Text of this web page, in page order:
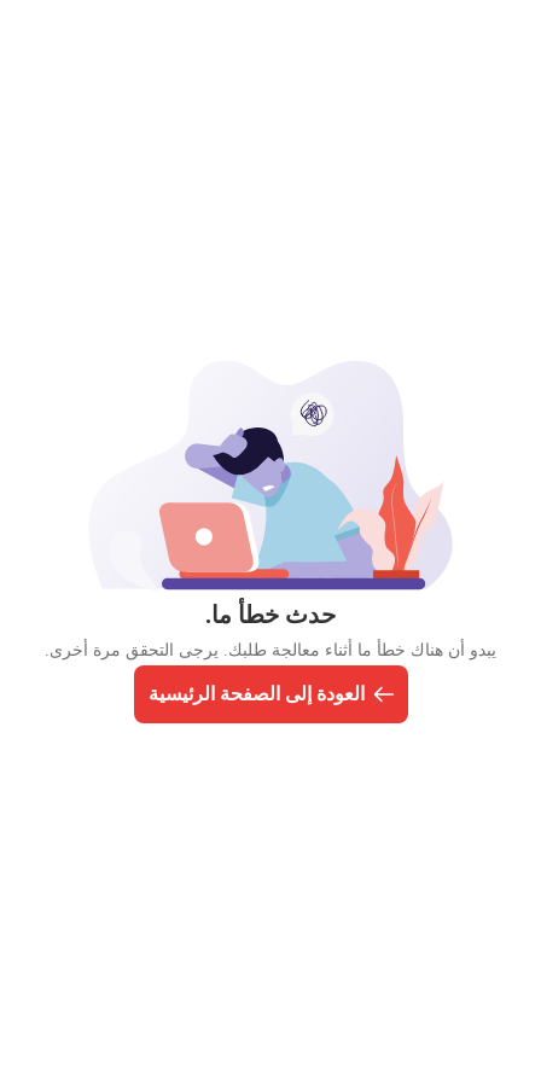
حدث خطأ ما.
يبدو أن هناك خطأ ما أثناء معالجة طلبك. يرجى التحقق مرة أخرى.
العودة إلى الصفحة الرئيسية